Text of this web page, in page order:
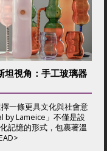
坦視角：手工玻璃器
一條更具文化與社會意
by Lameice」不僅是設
記憶的形式，包裹著溫